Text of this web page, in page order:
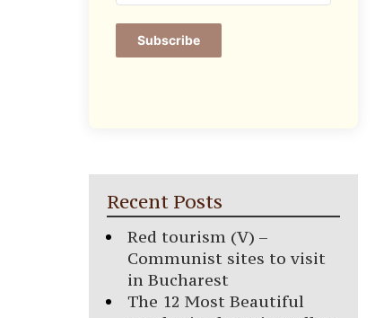
Subscribe
Recent Posts
Red tourism (V) –
Communist sites to visit
in Bucharest
The 12 Most Beautiful